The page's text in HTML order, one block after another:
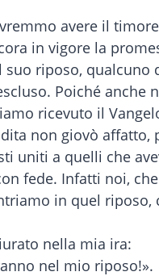
avere il
in vigore la
suo riposo, qualcuno
Poiché anche
ricevuto il
non giovò affatto,
uniti a quelli che
fede. Infatti noi,
in quel riposo,
nella mia ira:
nel mio riposo!».